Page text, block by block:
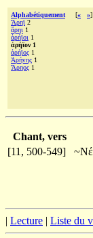
Alphabétiquement [« »]
Ἄρηϊ 2
ἄρηι 1
ἀρήϊοι 1
ἀρήϊον 1
ἀρήϊος 1
Ἀρήνης 1
Ἄρηος 1
Chant, vers
[11, 500-549]
| Lecture | Liste du